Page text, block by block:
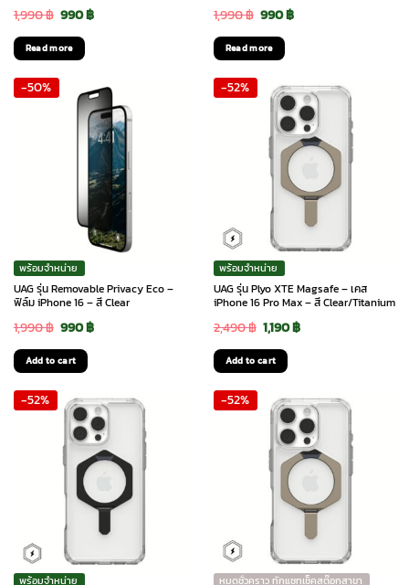
1,990฿ Original
price
was:
1,990 ฿.
990฿Current
990 ฿.
Read more
1,990฿ Original
price
was:
1,990 ฿.
990฿Current
990 ฿.
Read more
-50%
พร้อมจำหน่าย
UAG รุ่น Removable Privacy Eco –
ฟิล์ม iPhone 16 – สี Clear
1,990฿ Original
price
was:
1,990 ฿.
990฿Current
990 ฿.
Add to cart
-52%
พร้อมจำหน่าย
UAG รุ่น Plyo XTE Magsafe – เคส
iPhone 16 Pro Max – สี Clear/Titanium
2,490฿ Original
price
was:
2,490 ฿.
1,190฿Current
1,190 ฿.
Add to cart
-52%
พร้อมจำหน่าย
-52%
หมดชั่วคราว ทักแชทเช็คสต๊อกสาขา